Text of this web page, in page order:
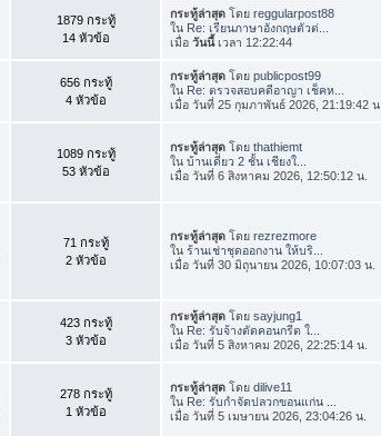
1879 กระทู้
14 หัวข้อ
กระทู้ล่าสุด โดยreggularpost88
ใน Re: เรียนภาษาอังกฤษตัวต่...
เมื่อวันนี้เวลา 12:22:44
656 กระทู้
4 หัวข้อ
กระทู้ล่าสุด โดยpublicpost99
ใน Re: ตรวจสอบคดีอาญา เช็คห...
เมื่อ วันที่ 25 กุมภาพันธ์ 2026, 21:19:42 น.
1089 กระทู้
53 หัวข้อ
กระทู้ล่าสุด โดยthathiemt
ในบ้านเดี่ยว 2 ชั้น เชียงใ...
เมื่อ วันที่ 6 สิงหาคม 2026, 12:50:12 น.
71 กระทู้
2 หัวข้อ
กระทู้ล่าสุด โดยrezrezmore
ในร้านเช่าชุดออกงาน ให้บริ...
เมื่อ วันที่ 30 มิถุนายน 2026, 10:07:03 น.
423 กระทู้
3 หัวข้อ
กระทู้ล่าสุด โดยsayjung1
ใน Re: รับจ้างตัดคอนกรีต ใ...
เมื่อ วันที่ 5 สิงหาคม 2026, 22:25:14 น.
278 กระทู้
1 หัวข้อ
กระทู้ล่าสุด โดยdilive11
ใน Re: รับกำจัดปลวกขอนแก่น ...
เมื่อ วันที่ 5 เมษายน 2026, 23:04:26 น.